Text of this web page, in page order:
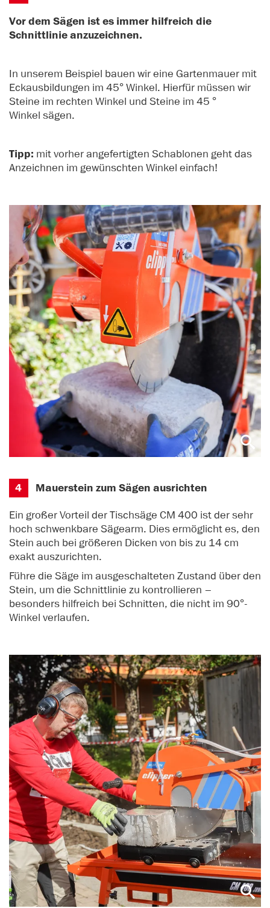
Vor dem Sägen ist es immer hilfreich die
Schnittlinie anzuzeichnen.
In unserem Beispiel bauen wir eine Gartenmauer mit
Eckausbildungen im 45° Winkel. Hierfür müssen wir
Steine im rechten Winkel und Steine im 45 °
Winkel sägen.
Tipp: mit vorher angefertigten Schablonen geht das
Anzeichnen im gewünschten Winkel einfach!
4 Mauerstein zum Sägen ausrichten
Ein großer Vorteil der Tischsäge CM 400 ist der sehr
hoch schwenkbare Sägearm. Dies ermöglicht es, den
Stein auch bei größeren Dicken von bis zu 14 cm
exakt auszurichten.
Führe die Säge im ausgeschalteten Zustand über den
Stein, um die Schnittlinie zu kontrollieren –
besonders hilfreich bei Schnitten, die nicht im 90°-
Winkel verlaufen.